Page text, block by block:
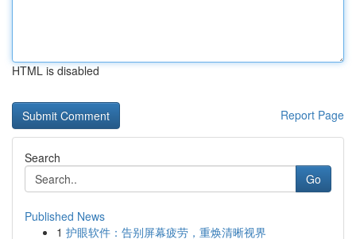
HTML is disabled
Report Page
Search
Go
Published News
1 护眼软件：告别屏幕疲劳，重焕清晰视界